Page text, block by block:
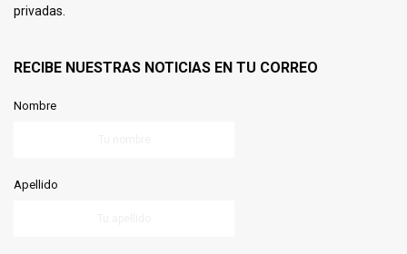
privadas.
RECIBE NUESTRAS NOTICIAS EN TU CORREO
Nombre
Apellido